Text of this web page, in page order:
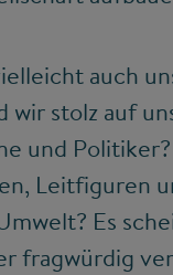
auch
wir stolz auf
und
Leitfiguren
Es
fragwürdig